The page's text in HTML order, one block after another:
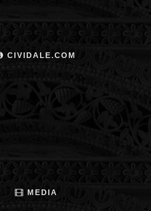
CIVIDALE.COM
MEDIA